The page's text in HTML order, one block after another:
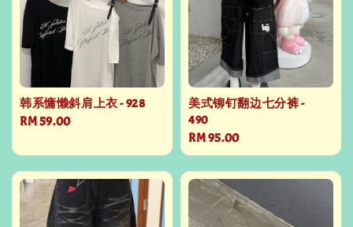
韩系慵懒斜肩上衣 - 928
Regular
RM 59.00
美式铆钉翻边七分裤 -
490
Regular
price
RM 95.00